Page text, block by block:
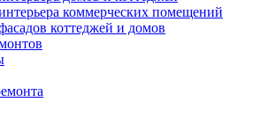
коммерческих помещений
коттеджей и домов